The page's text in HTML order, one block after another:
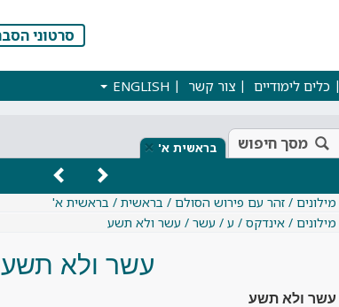
סרטוני
כלים לימודיים צור קשר ENGLISH
מסך חיפוש בראשית א' ×
מילונים / זהר עם פירוש הסולם / בראשית / בראשית א'
מילונים / אינדקס / ע / עשר / עשר ולא תשע
עשר ולא תשע
עשר ולא תשע